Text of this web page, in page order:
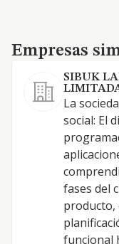
Empresas similares
Empresas
SIBUK
La
social: El
fases del
producto,
funcional